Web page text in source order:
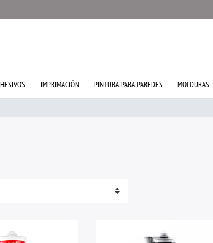
IMPRIMACIÓN PINTURA PARA PAREDES MOLDURAS